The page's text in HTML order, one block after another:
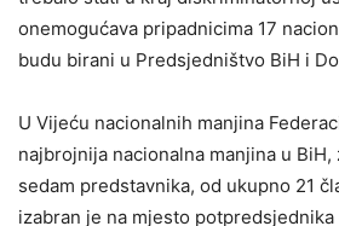
onemogućava pripadnicima 17
budu birani u Predsjedništvo BiH i
U Vijeću nacionalnih manjina
najbrojnija nacionalna manjina u
sedam predstavnika, od ukupno 21
izabran je na mjesto